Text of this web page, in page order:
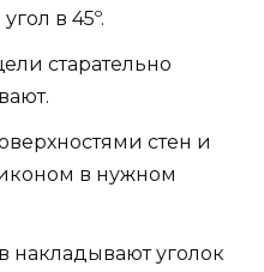
в 45º.
старательно
стен и
в нужном
уголок